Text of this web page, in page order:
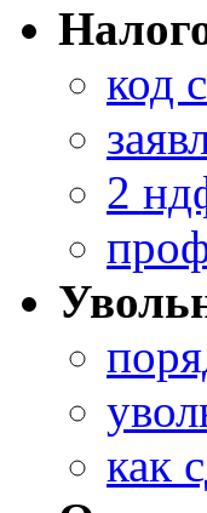
код
2
как